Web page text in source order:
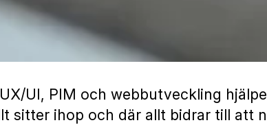
UI, PIM och webbutveckling
sitter ihop och där allt bidrar till att